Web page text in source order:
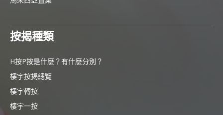
按揭種類
H按P按是什麼？有什麼分別？
樓宇按揭總覽
樓宇轉按
樓宇一按